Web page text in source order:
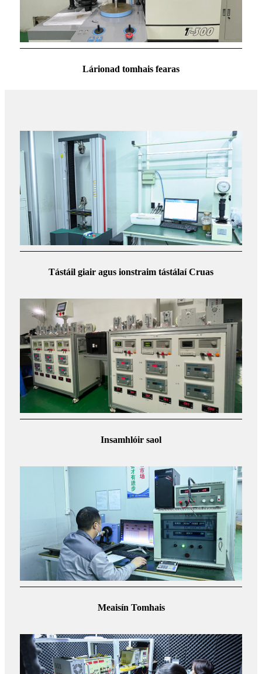
Lárionad tomhais fearas
Tástáil giair agus ionstraim tástálaí Cruas
Insamhlóir saol
Meaisín Tomhais